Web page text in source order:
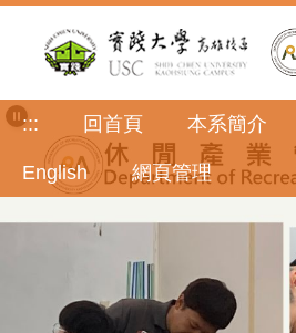
內
區
::: 回首頁 本系簡介
English 網頁管理